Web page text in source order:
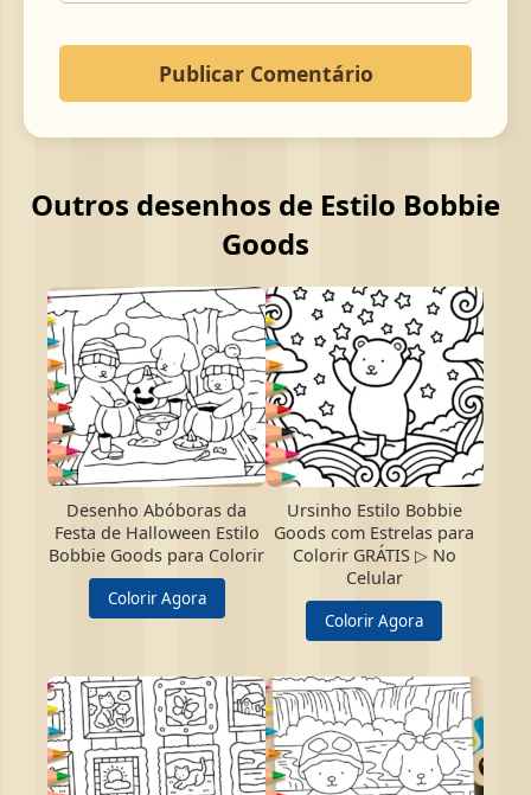
Outros desenhos de Estilo Bobbie
Goods
Desenho Abóboras da
Festa de Halloween Estilo
Bobbie Goods para Colorir
Colorir Agora
Ursinho Estilo Bobbie
Goods com Estrelas para
Colorir GRÁTIS ▷ No
Celular
Colorir Agora